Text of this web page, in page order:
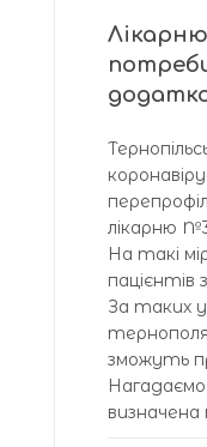
лікарню
На такі
пацієнтів
За таких
зможуть
визначена